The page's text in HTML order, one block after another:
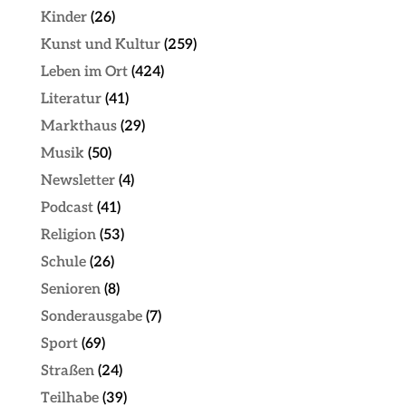
Kinder(26)
Kunst und Kultur(259)
Leben im Ort(424)
Literatur(41)
Markthaus(29)
Musik(50)
Newsletter(4)
Podcast(41)
Religion(53)
Schule(26)
Senioren(8)
Sonderausgabe(7)
Sport(69)
Straßen(24)
Teilhabe(39)